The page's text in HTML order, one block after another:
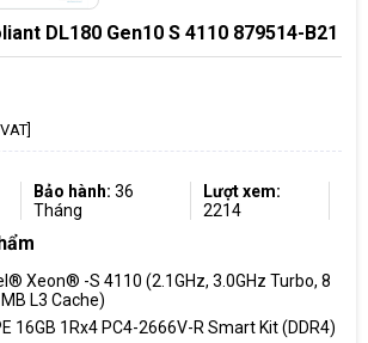
DL180 Gen10 S 4110 879514-B21
Bảo hành: 36
Tháng
Lượt xem:
2214
Xeon® -S 4110 (2.1GHz, 3.0GHz Turbo, 8
L3 Cache)
16GB 1Rx4 PC4-2666V-R Smart Kit (DDR4)